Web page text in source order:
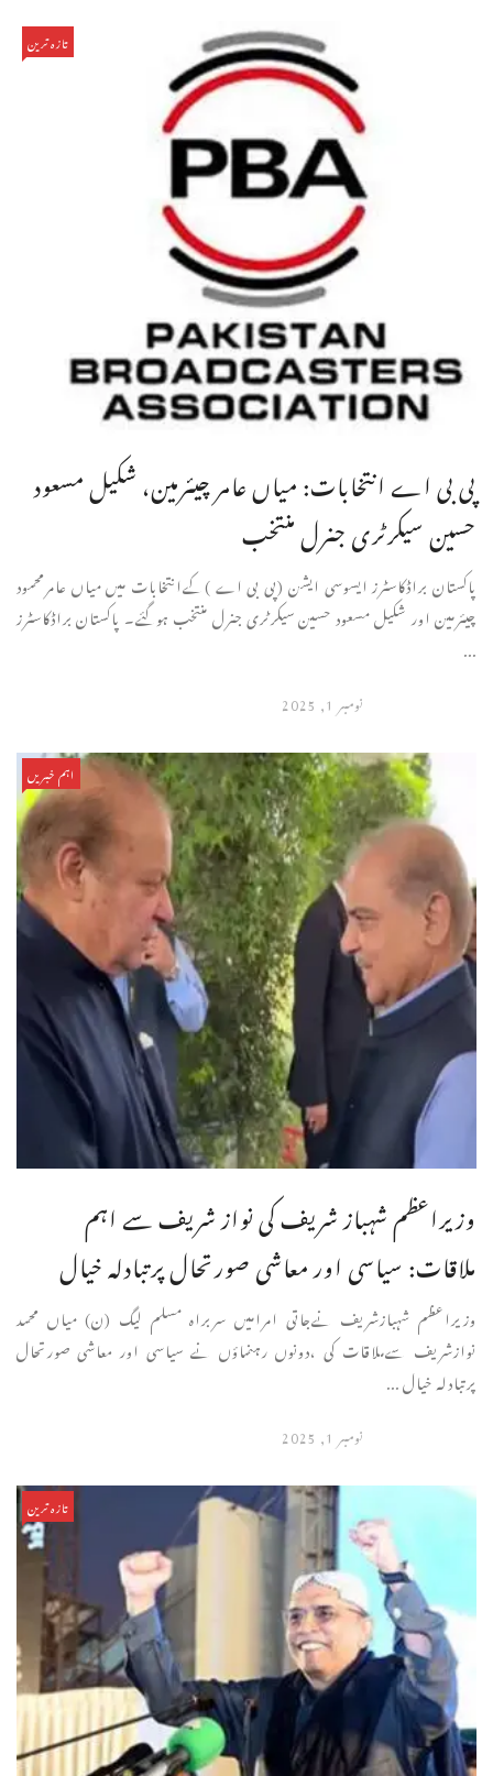
تازہ ترین
پی بی اے انتخابات: میاں عامر چیئرمین، شکیل مسعود
حسین سیکرٹری جنرل منتخب
پاکستان براڈکاسٹرز ایسوسی ایشن (پی بی اے )کےانتخابات میں میاں عامرمحمود
چیئرمین اور شکیل مسعود حسین سیکرٹری جنرل منتخب ہوگئے۔ پاکستان براڈکاسٹرز
...
نومبر 1, 2025
اہم خبریں
وزیراعظم شہباز شریف کی نواز شریف سے اہم
ملاقات: سیاسی اور معاشی صورتحال پرتبادلہ خیال
وزیراعظم شہبازشریف نےجاتی امرامیں سربراہ مسلم لیگ (ن) میاں محمد
نوازشریف سےملاقات کی ،دونوں رہنماؤں نے سیاسی اور معاشی صورتحال
پرتبادلہ خیال ...
نومبر 1, 2025
تازہ ترین